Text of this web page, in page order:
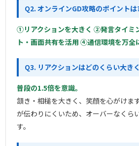
Q2. オンラインGD攻略のポイントは
①リアクションを大きく ②発言タイミ
ト・画面共有を活用 ④通信環境を万全
Q3. リアクションはどのくらい大き
普段の1.5倍を意識。
頷き・相槌を大きく、笑顔を心がけま
が伝わりにくいため、オーバーなくら
す。